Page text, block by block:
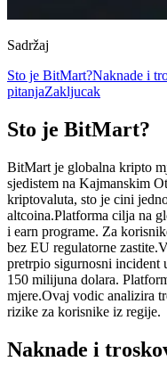
Sadržaj
Sto je BitMart?Naknade i
pitanjaZakljucak
Sto je BitMart?
BitMart je globalna kripto
sjedistem na Kajmanskim
kriptovaluta, sto je cini
altcoina.Platforma cilja na
i earn programe. Za
bez EU regulatorne zastite.
pretrpio sigurnosni incident
150 milijuna dolara.
mjere.Ovaj vodic analizira
rizike za korisnike iz regije.
Naknade i